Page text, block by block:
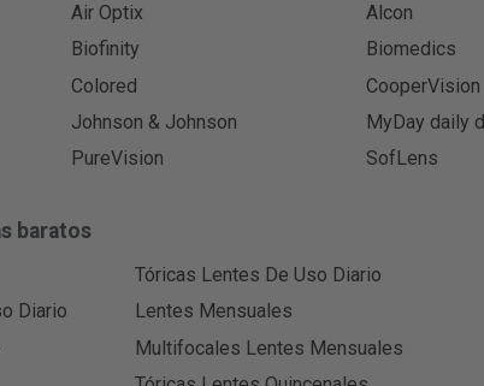
Air Optix Alcon
Biofinity Biomedics
Colored CooperVision
Johnson & Johnson MyDay daily
PureVision SofLens
baratos
Tóricas Lentes De Uso Diario
Diario
Lentes Mensuales
Multifocales Lentes Mensuales